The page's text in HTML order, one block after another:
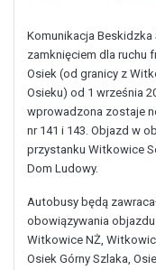
Komunikacja Beskidzka
zamknięciem dla ruchu
Osiek (od granicy z
Osieku) od 1 września
wprowadzona zostaje
nr 141 i 143. Objazd w
przystanku Witkowice
Dom Ludowy.
Autobusy będą
obowiązywania
Witkowice NŻ,
Osiek Górny Szlaka,